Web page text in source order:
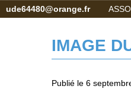
ude64480@orange.fr
IMAGE
Publié le 6